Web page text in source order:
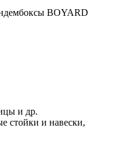
BOYARD
и др.
стойки и навески,